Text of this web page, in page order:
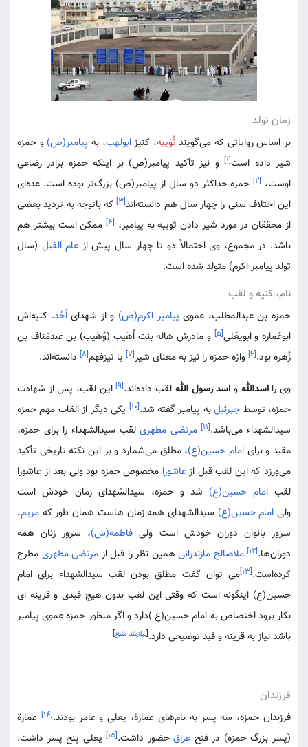
زمان تولد
بر اساس روایاتی که می‌گویند ثُوَیبه، کنیزابولهب، به پیامبر(ص) و حمزه
شیر داده است[۱] و نیز تأکید پیامبر(ص) بر اینکه حمزه برادر رضاعی
اوست، [۲] حمزه حداکثر دو سال از پیامبر(ص) بزرگ‌تر بوده است. عده‌ای
این اختلاف سنی را چهار سال هم دانسته‌اند[۳]
که باتوجه به تردید بعضی
از محققان در مورد شیر دادن ثویبه به پیامبر، [۴] ممکن است بیشتر هم
باشد. در مجموع، وی احتمالاً دو تا چهار سال پیش از عام الفیل (سال
تولد پیامبر اکرم) متولد شده است.
نام، کنیه و لقب
حمزه بن عبدالمطلب، عموی پیامبر اکرم(ص) و از شهدایاُحُد. کنیه‌اش
ابوعُماره و ابویعْلی[۵]
و مادرش هاله بنت اُهَیب (وُهَیب) بن عبدمَناف بن
زُهره بود.[۶] واژه حمزه را نیز به معنای شیر[۷] یا تیزفهم[۸] دانسته‌اند.
وی رااسدالله و اسد رسول الله لقب داده‌اند.[۹] این لقب، پس از شهادت
حمزه، توسط جبرئیلبه پیامبر گفته شد.[۱۰]
یکی دیگر از القاب مهم حمزه
سیدالشهداء می‌باشد.[۱۱] مرتضی مطهریلقب سیدالشهداء را برای حمزه،
مقید و برای امام حسین(ع)، مطلق می‌شمارد و بر این نکته تاریخی تأکید
می‌ورزد که این لقب قبل ازعاشورا مخصوص حمزه بود ولی بعد از عاشورا
لقب امام حسین(ع) شد و حمزه، سیدالشهدای زمان خودش است
ولی امام حسین(ع) سیدالشهدای همه زمان هاست همان طور که مریم،
سرور بانوان دوران خودش است ولی فاطمه(س)، سرور زنان همه
دوران‌ها.[۱۲] ملاصالح مازندرانی همین نظر را قبل از مرتضی مطهری مطرح
کرده‌است.[۱۳]
می توان گفت مطلق بودن لقب سیدالشهداء برای امام
حسین(ع) اینگونه است که وقتی این لقب بدون هیچ قیدی و قرینه ای
بکار برود اختصاص به امام حسین(ع )دارد و اگر منظور حمزه عموی پیامبر
باشد نیاز به قرینه و قید توضیحی دارد.[نیازمند منبع]
فرزندان
فرزندان حمزه، سه پسر به نام‌های عمارة، یعلی و عامر بودند.[۱۴]
عمارة
(پسر بزرگ حمزه) در فتح عراقحضور داشت.[۱۵] یعلی پنج پسر داشت.